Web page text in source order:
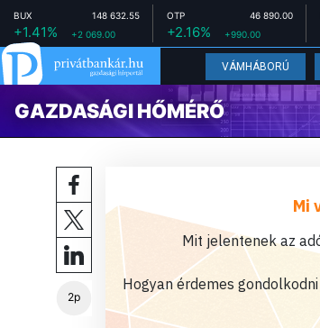
BUX 148 632.55
+1.41% +2 069.00
OTP 46 890.00
+2.16% +990.00
VÁMHÁBORÚ
GAZDASÁGI HŐMÉRŐ
2p
Mi
Mit jelentenek az
Hogyan érdemes